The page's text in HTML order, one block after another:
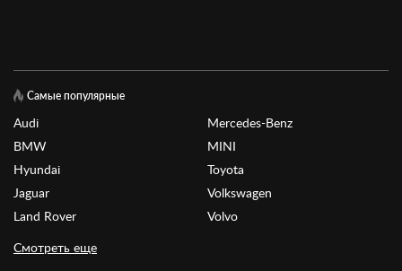
Самые популярные
Audi
BMW
Hyundai
Jaguar
Land Rover
Mercedes-Benz
MINI
Toyota
Volkswagen
Volvo
Смотреть еще